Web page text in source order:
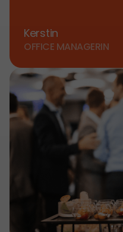
Kerstin
OFFICE MANAGERIN